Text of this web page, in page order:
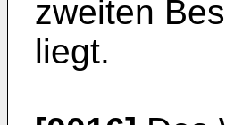
zweiten
liegt.